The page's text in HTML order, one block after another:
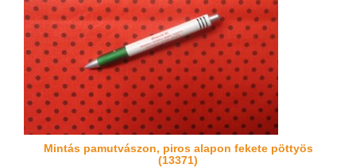
Mintás pamutvászon, piros alapon fekete pöttyös
(13371)